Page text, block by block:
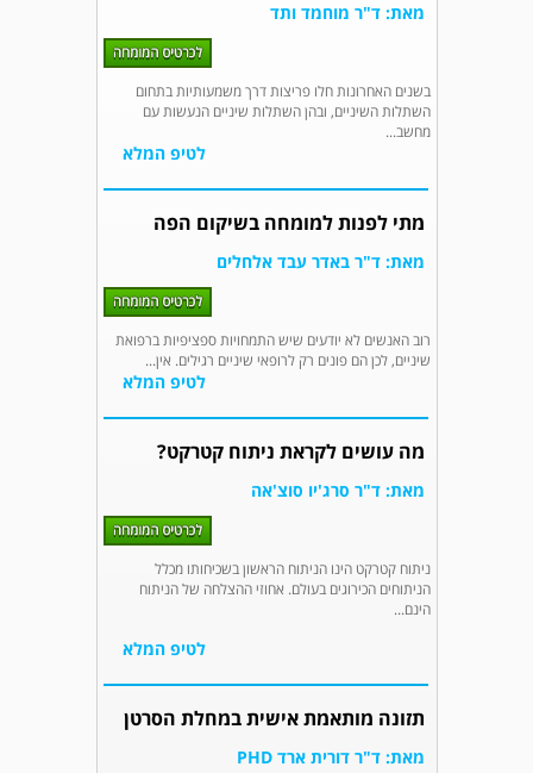
מאת: ד"ר מוחמד ותד
בשנים האחרונות חלו פריצות דרך משמעותיות בתחום
השתלות השיניים, ובהן השתלות שיניים הנעשות עם
מחשב...
לטיפ המלא
מתי לפנות למומחה בשיקום הפה
מאת: ד"ר באדר עבד אלחלים
רוב האנשים לא יודעים שיש התמחויות ספציפיות ברפואת
שיניים, לכן הם פונים רק לרופאי שיניים רגילים. אין...
לטיפ המלא
מה עושים לקראת ניתוח קטרקט?
מאת: ד"ר סרג'יו סוצ'אה
ניתוח קטרקט הינו הניתוח הראשון בשכיחותו מכלל
הניתוחים הכירוגים בעולם. אחוזי ההצלחה של הניתוח
הינם...
לטיפ המלא
תזונה מותאמת אישית במחלת הסרטן
מאת: ד"ר דורית ארד PHD